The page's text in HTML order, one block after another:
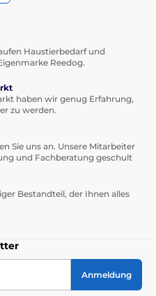
Haustierbedarf und
Reedog.
haben wir genug Erfahrung,
zu werden.
Sie uns an. Unsere Mitarbeiter
und Fachberatung geschult
Bestandteil, der Ihnen alles
Anmeldung